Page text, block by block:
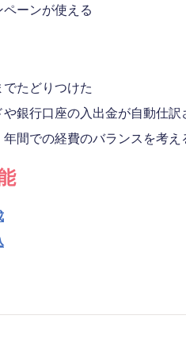
ーンが使える
たどりつけた
銀行口座の入出金が自動仕
間での経費のバランスを考